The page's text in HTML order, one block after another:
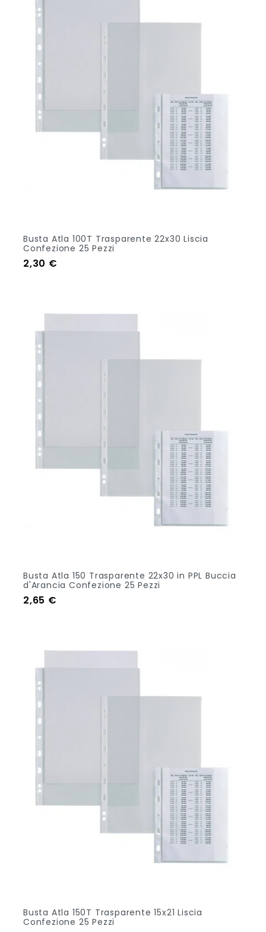
Busta Atla 100T Trasparente 22x30 Liscia
Confezione 25 Pezzi
Prezzo
2,30 €
Busta Atla 150 Trasparente 22x30 in PPL Buccia
d'Arancia Confezione 25 Pezzi
Prezzo
2,65 €
Busta Atla 150T Trasparente 15x21 Liscia
Confezione 25 Pezzi